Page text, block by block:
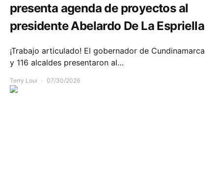
presenta agenda de proyectos al
presidente Abelardo De La Espriella
¡Trabajo articulado! El gobernador de Cundinamarca
y 116 alcaldes presentaron al…
Terry Loui 07/30/2026